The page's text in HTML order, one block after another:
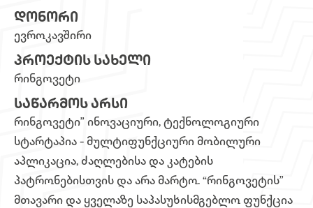
ᲓᲝᲜᲝᲠᲘ
ევროკავშირი
ᲞᲠᲝᲔᲥᲢᲘᲡ ᲡᲐᲮᲔᲚᲘ
რინგოვეტი
ᲡᲐᲬᲐᲠᲛᲝᲡ ᲐᲠᲡᲘ
რინგოვეტი” ინოვაციური, ტექნოლოგიური
სტარტაპია - მულტიფუნქციური მობილური
აპლიკაცია, ძაღლებისა და კატების
პატრონებისთვის და არა მარტო. “რინგოვეტის”
მთავარი და ყველაზე საპასუხისმგებლო ფუნქცია